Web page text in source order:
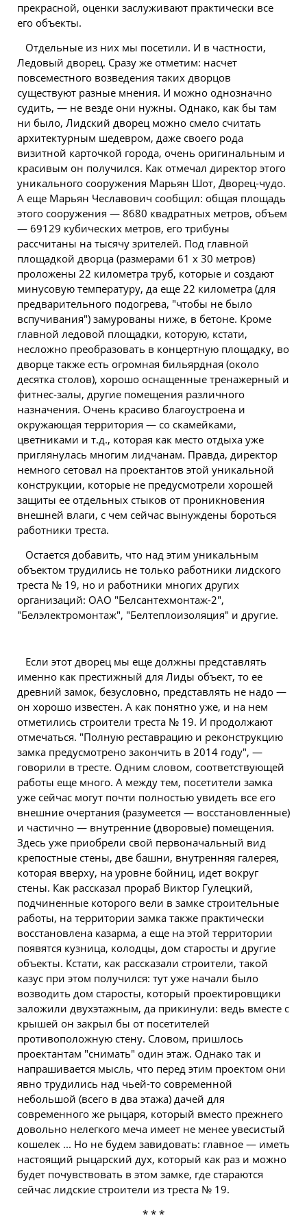
прекрасной, оценки заслуживают практически все
его объекты.
Отдельные из них мы посетили. И в частности,
Ледовый дворец. Сразу же отметим: насчет
повсеместного возведения таких дворцов
существуют разные мнения. И можно однозначно
судить, — не везде они нужны. Однако, как бы там
ни было, Лидский дворец можно смело считать
архитектурным шедевром, даже своего рода
визитной карточкой города, очень оригинальным и
красивым он получился. Как отмечал директор этого
уникального сооружения Марьян Шот, Дворец-чудо.
А еще Марьян Чеславович сообщил: общая площадь
этого сооружения — 8680 квадратных метров, объем
— 69129 кубических метров, его трибуны
рассчитаны на тысячу зрителей. Под главной
площадкой дворца (размерами 61 х 30 метров)
проложены 22 километра труб, которые и создают
минусовую температуру, да еще 22 километра (для
предварительного подогрева, "чтобы не было
вспучивания") замурованы ниже, в бетоне. Кроме
главной ледовой площадки, которую, кстати,
несложно преобразовать в концертную площадку, во
дворце также есть огромная бильярдная (около
десятка столов), хорошо оснащенные тренажерный и
фитнес-залы, другие помещения различного
назначения. Очень красиво благоустроена и
окружающая территория — со скамейками,
цветниками и т.д., которая как место отдыха уже
приглянулась многим лидчанам. Правда, директор
немного сетовал на проектантов этой уникальной
конструкции, которые не предусмотрели хорошей
защиты ее отдельных стыков от проникновения
внешней влаги, с чем сейчас вынуждены бороться
работники треста.
Остается добавить, что над этим уникальным
объектом трудились не только работники лидского
треста № 19, но и работники многих других
организаций: ОАО "Белсантехмонтаж-2",
"Белэлектромонтаж", "Белтеплоизоляция" и другие.
Если этот дворец мы еще должны представлять
именно как престижный для Лиды объект, то ее
древний замок, безусловно, представлять не надо —
он хорошо известен. А как понятно уже, и на нем
отметились строители треста № 19. И продолжают
отмечаться. "Полную реставрацию и реконструкцию
замка предусмотрено закончить в 2014 году", —
говорили в тресте. Одним словом, соответствующей
работы еще много. А между тем, посетители замка
уже сейчас могут почти полностью увидеть все его
внешние очертания (разумеется — восстановленные)
и частично — внутренние (дворовые) помещения.
Здесь уже приобрели свой первоначальный вид
крепостные стены, две башни, внутренняя галерея,
которая вверху, на уровне бойниц, идет вокруг
стены. Как рассказал прораб Виктор Гулецкий,
подчиненные которого вели в замке строительные
работы, на территории замка также практически
восстановлена казарма, а еще на этой территории
появятся кузница, колодцы, дом старосты и другие
объекты. Кстати, как рассказали строители, такой
казус при этом получился: тут уже начали было
возводить дом старосты, который проектировщики
заложили двухэтажным, да прикинули: ведь вместе с
крышей он закрыл бы от посетителей
противоположную стену. Словом, пришлось
проектантам "снимать" один этаж. Однако так и
напрашивается мысль, что перед этим проектом они
явно трудились над чьей-то современной
небольшой (всего в два этажа) дачей для
современного же рыцаря, который вместо прежнего
довольно нелегкого меча имеет не менее увесистый
кошелек ... Но не будем завидовать: главное — иметь
настоящий рыцарский дух, который как раз и можно
будет почувствовать в этом замке, где стараются
сейчас лидские строители из треста № 19.
* * *